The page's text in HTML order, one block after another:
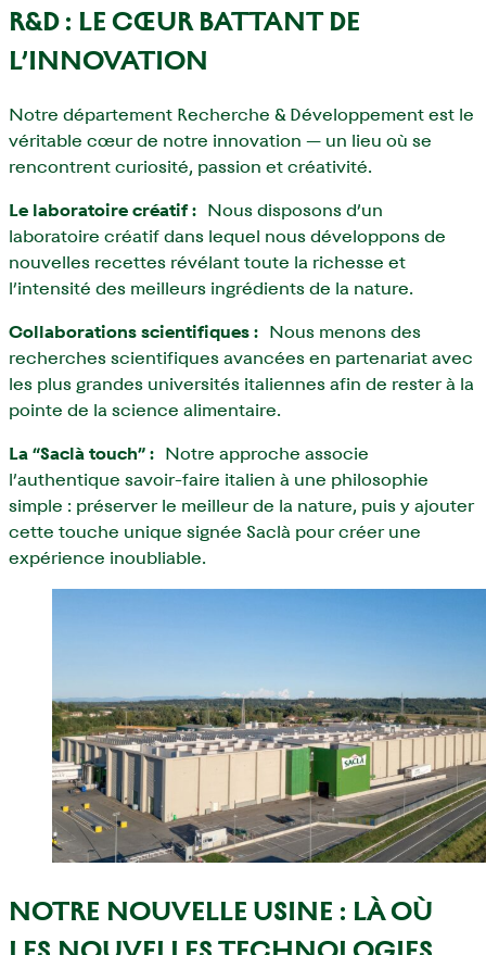
R&D : LE CŒUR BATTANT DE
L’INNOVATION
Notre département Recherche & Développement est le
véritable cœur de notre innovation — un lieu où se
rencontrent curiosité, passion et créativité.
Le laboratoire créatif : Nous disposons d’un
laboratoire créatif dans lequel nous développons de
nouvelles recettes révélant toute la richesse et
l’intensité des meilleurs ingrédients de la nature.
Collaborations scientifiques : Nous menons des
recherches scientifiques avancées en partenariat avec
les plus grandes universités italiennes afin de rester à la
pointe de la science alimentaire.
La “Saclà touch” : Notre approche associe
l’authentique savoir-faire italien à une philosophie
simple : préserver le meilleur de la nature, puis y ajouter
cette touche unique signée Saclà pour créer une
expérience inoubliable.
NOTRE NOUVELLE USINE : LÀ OÙ